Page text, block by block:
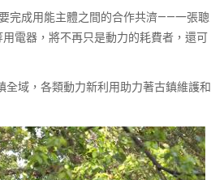
完成用能主體之間的合作共濟——一張聰
電器，將不再只是動力的耗費者，還可
域，各類動力新利用助力著古鎮維護和